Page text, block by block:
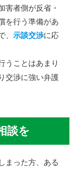
害者側が反省・
を行う準備があ
、示談交渉に応
うことはあまり
交渉に強い弁護
談を
まった方、ある